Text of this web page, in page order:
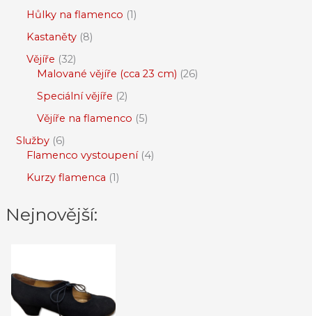
Hůlky na flamenco 1
Kastaněty 8
Vějíře 32
Malované vějíře (cca 23 cm) 26
Speciální vějíře 2
Vějíře na flamenco 5
Služby 6
Flamenco vystoupení 4
Kurzy flamenca 1
Nejnovější: